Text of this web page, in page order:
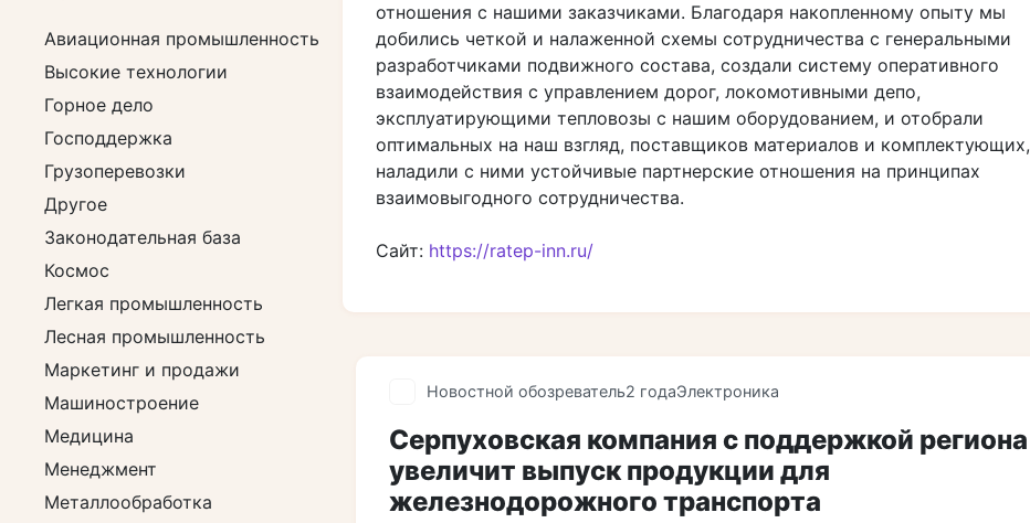
отношения с нашими заказчиками. Благодаря накопленному опыту мы
добились четкой и налаженной схемы сотрудничества с генеральными
разработчиками подвижного состава, создали систему оперативного
взаимодействия с управлением дорог, локомотивными депо,
эксплуатирующими тепловозы с нашим оборудованием, и отобрали
оптимальных на наш взгляд, поставщиков материалов и комплектующих,
наладили с ними устойчивые партнерские отношения на принципах
взаимовыгодного сотрудничества.
Сайт: https://ratep-inn.ru/
Новостной обозреватель2 годаЭлектроника
Серпуховская компания с поддержкой региона
увеличит выпуск продукции для
железнодорожного транспорта
Авиационная промышленность
Высокие технологии
Горное дело
Господдержка
Грузоперевозки
Другое
Законодательная база
Космос
Легкая промышленность
Лесная промышленность
Маркетинг и продажи
Машиностроение
Медицина
Менеджмент
Металлообработка